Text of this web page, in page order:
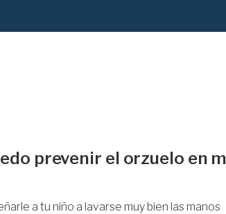
prevenir el orzuelo en
a tu niño a lavarse muy bien las manos